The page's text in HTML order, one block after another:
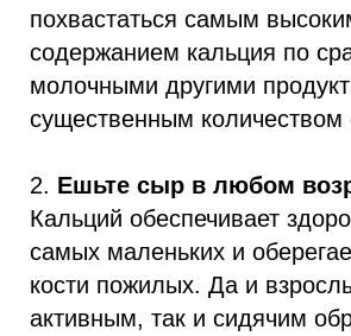
похвастаться самым
содержанием кальция по
молочными другими
существенным
2. Ешьте сыр в любом
Кальций обеспечивает
самых маленьких и
кости пожилых. Да и
активным, так и сидячим